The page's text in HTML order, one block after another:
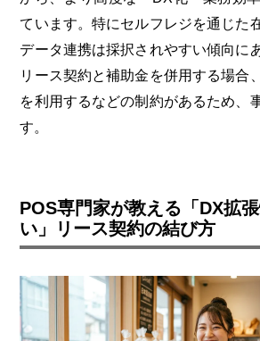
ています。特にセルフレジを通じた
データ連携は採択されやすい傾向に
リース契約と補助金を併用する場合
を利用するなどの制約があるため、
す。
POS専門家が教える「DX拡
い」リース契約の結び方